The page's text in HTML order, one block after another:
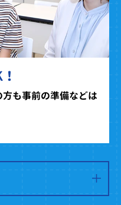
も事前の準備などは